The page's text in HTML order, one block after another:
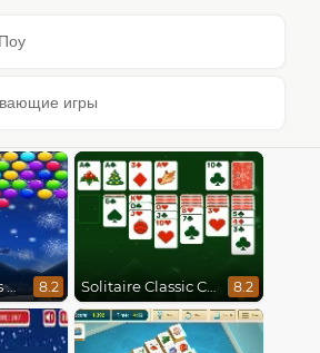
игры
Smarty Bubbles X-Mas Edition 8.2 Solitaire Classic Christmas 8.2